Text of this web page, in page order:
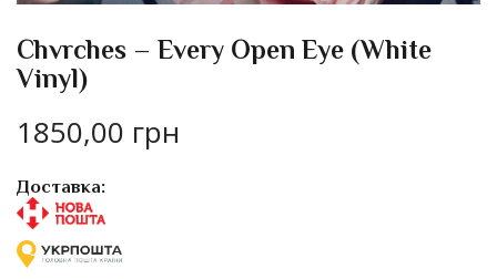
Chvrches – Every Open Eye (White
Vinyl)
1850,00 грн
Доставка: